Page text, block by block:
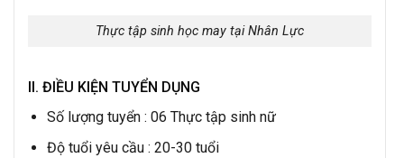
Thực tập sinh học may tại Nhân Lực
II. ĐIỀU KIỆN TUYỂN DỤNG
Số lượng tuyển : 06 Thực tập sinh nữ
Độ tuổi yêu cầu : 20-30 tuổi